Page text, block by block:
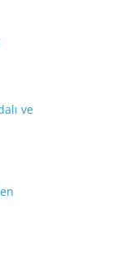
ve